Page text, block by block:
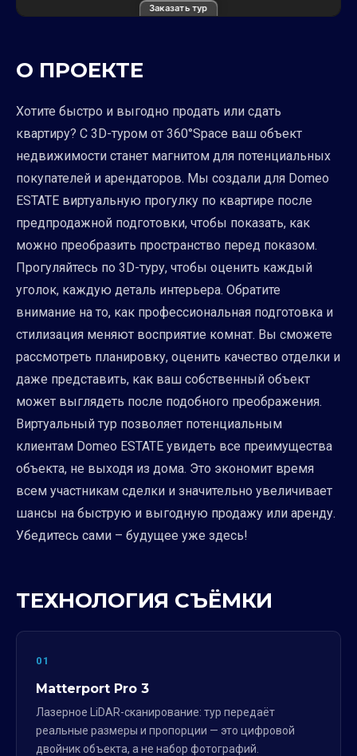
Заказать тур
О ПРОЕКТЕ
Хотите быстро и выгодно продать или сдать
квартиру? С 3D-туром от 360°Space ваш объект
недвижимости станет магнитом для потенциальных
покупателей и арендаторов. Мы создали для Domeo
ESTATE виртуальную прогулку по квартире после
предпродажной подготовки, чтобы показать, как
можно преобразить пространство перед показом.
Прогуляйтесь по 3D-туру, чтобы оценить каждый
уголок, каждую деталь интерьера. Обратите
внимание на то, как профессиональная подготовка и
стилизация меняют восприятие комнат. Вы сможете
рассмотреть планировку, оценить качество отделки и
даже представить, как ваш собственный объект
может выглядеть после подобного преображения.
Виртуальный тур позволяет потенциальным
клиентам Domeo ESTATE увидеть все преимущества
объекта, не выходя из дома. Это экономит время
всем участникам сделки и значительно увеличивает
шансы на быструю и выгодную продажу или аренду.
Убедитесь сами – будущее уже здесь!
ТЕХНОЛОГИЯ СЪЁМКИ
01
Matterport Pro 3
Лазерное LiDAR-сканирование: тур передаёт
реальные размеры и пропорции — это цифровой
двойник объекта, а не набор фотографий.